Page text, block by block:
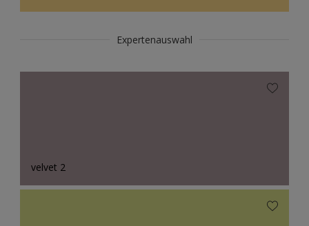
Expertenauswahl
velvet 2